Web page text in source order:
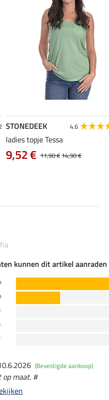
STONEDEEK 4.6
ladies topje Tessa
11,90 €14,90 €
9,52 €
kunnen dit artikel aanraden
(Bevestigde aankoop)
maat. #